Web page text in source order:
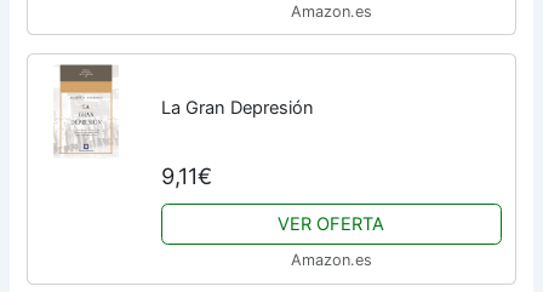
Amazon.es
La Gran Depresión
9,11€
VER OFERTA
Amazon.es